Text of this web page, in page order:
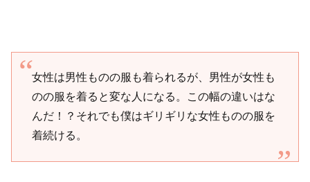
女性は男性ものの服も着られるが、男性が女性も
のの服を着ると変な人になる。この幅の違いはな
んだ！？それでも僕はギリギリな女性ものの服を
着続ける。